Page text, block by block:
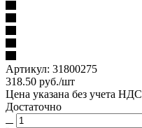
Артикул: 31800275
318.50 руб./шт
Цена указана без учета НДС
Достаточно